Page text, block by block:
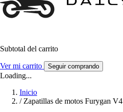
Subtotal del carrito
Ver mi carrito Seguir comprando
Loading...
Inicio
/ Zapatillas de motos Furygan V4